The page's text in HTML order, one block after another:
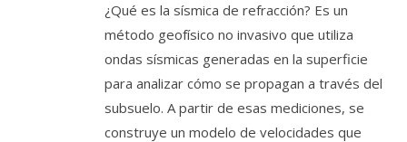
¿Qué es la sísmica de refracción? Es un
método geofísico no invasivo que utiliza
ondas sísmicas generadas en la superficie
para analizar cómo se propagan a través del
subsuelo. A partir de esas mediciones, se
construye un modelo de velocidades que